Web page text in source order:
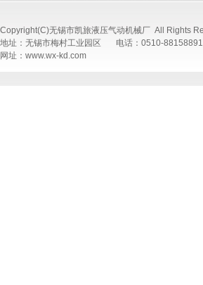
Copyright(C)无锡市凯旅液压气动机械厂 All Rights
地址：无锡市梅村工业园区 电话：0510-
网址：www.wx-kd.com